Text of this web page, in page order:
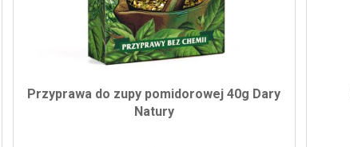
Przyprawa do zupy pomidorowej 40g Dary
Natury